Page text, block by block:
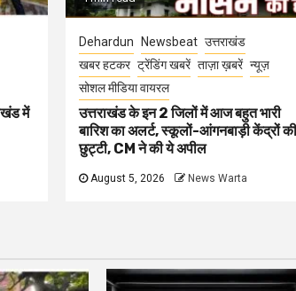
में
Dehardun Newsbeat उत्तराखंड
खबर हटकर ट्रेंडिंग खबरें ताज़ा ख़बरें न्यूज़
सोशल मीडिया वायरल
उत्तराखंड के इन 2 जिलों में आज बहुत भारी
बारिश का अलर्ट, स्कूलों-आंगनबाड़ी केंद्रों
छुट्टी, CM ने की ये अपील
August 5, 2026 News Warta